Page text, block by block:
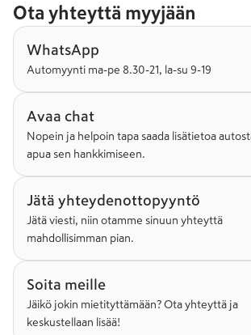
Ota yhteyttä myyjään
WhatsApp
Automyynti ma-pe 8.30-21, la-su 9-19
Avaa chat
Nopein ja helpoin tapa saada lisätietoa
apua sen hankkimiseen.
Jätä yhteydenottopyyntö
Jätä viesti, niin otamme sinuun yhteyttä
mahdollisimman pian.
Soita meille
Jäikö jokin mietityttämään? Ota yhteyttä ja
keskustellaan lisää!